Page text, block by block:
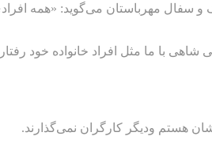
مهرباستان می‌گوید: «همه افرادی
با ما مثل افراد خانواده خود
هستم ودیگر کارگران نمی‌گذارند.